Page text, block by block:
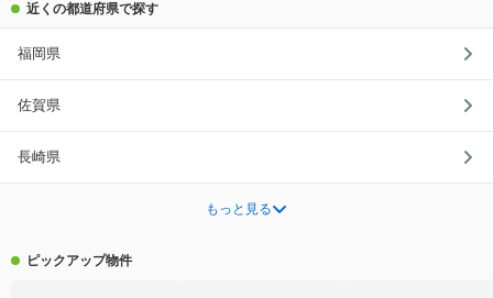
近くの都道府県で探す
福岡県
佐賀県
長崎県
もっと見る
ピックアップ物件